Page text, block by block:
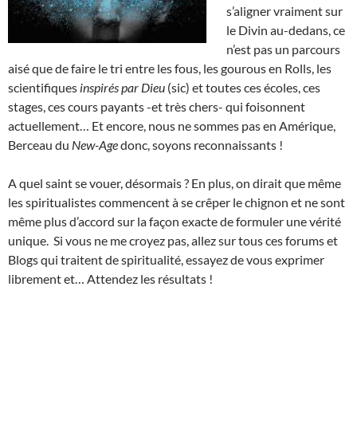
s’aligner vraiment sur
le Divin au-dedans, ce
n’est pas un parcours
aisé que de faire le tri entre les fous, les gourous en Rolls, les
scientifiques inspirés par Dieu (sic) et toutes ces écoles, ces
stages, ces cours payants -et très chers- qui foisonnent
actuellement… Et encore, nous ne sommes pas en Amérique,
Berceau du New-Agedonc, soyons reconnaissants !
A quel saint se vouer, désormais ? En plus, on dirait que même
les spiritualistes commencent à se crêper le chignon et ne sont
même plus d’accord sur la façon exacte de formuler une vérité
unique. Si vous ne me croyez pas, allez sur tous ces forums et
Blogs qui traitent de spiritualité, essayez de vous exprimer
librement et… Attendez les résultats !